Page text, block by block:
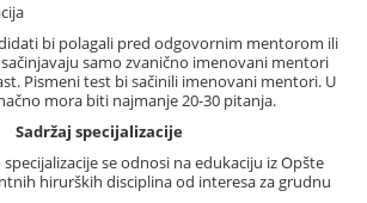
bi polagali pred odgovornim mentorom ili
samo zvanično imenovani mentori
Pismeni test bi sačinili imenovani mentori. U
mora biti najmanje 20-30 pitanja.
Sadržaj specijalizacije
se odnosi na edukaciju iz Opšte
hirurških disciplina od interesa za grudnu